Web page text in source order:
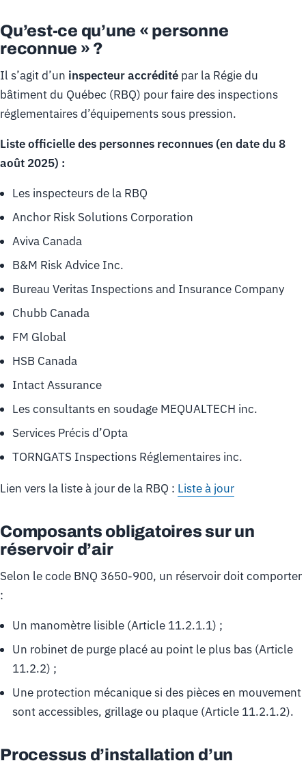
Qu’est-ce qu’une « personne
reconnue » ?
Il s’agit d’un inspecteur accrédité par la Régie du
bâtiment du Québec (RBQ) pour faire des inspections
réglementaires d’équipements sous pression.
Liste officielle des personnes reconnues (en date du 8
août 2025) :
Les inspecteurs de la RBQ
Anchor Risk Solutions Corporation
Aviva Canada
B&M Risk Advice Inc.
Bureau Veritas Inspections and Insurance Company
Chubb Canada
FM Global
HSB Canada
Intact Assurance
Les consultants en soudage MEQUALTECH inc.
Services Précis d’Opta
TORNGATS Inspections Réglementaires inc.
Lien vers la liste à jour de la RBQ : Liste à jour
Composants obligatoires sur un
réservoir d’air
Selon le code BNQ 3650-900, un réservoir doit comporter
:
Un manomètre lisible (Article 11.2.1.1) ;
Un robinet de purge placé au point le plus bas (Article
11.2.2) ;
Une protection mécanique si des pièces en mouvement
sont accessibles, grillage ou plaque (Article 11.2.1.2).
Processus d’installation d’un